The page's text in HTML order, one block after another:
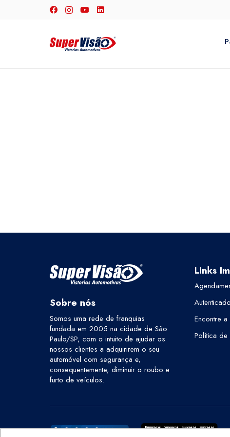
Sobre nós
Somos uma rede de franquias
fundada em 2005 na cidade de São
Paulo/SP, com o intuito de ajudar os
nossos clientes a adquirirem o seu
automóvel com segurança e,
consequentemente, diminuir o roubo e
furto de veículos.
Links
Encontre
Política